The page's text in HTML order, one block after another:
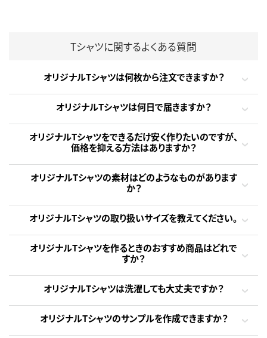
Tシャツに関するよくある質問
オリジナルTシャツは何枚から注文できますか？
オリジナルTシャツは何日で届きますか？
オリジナルTシャツをできるだけ安く作りたいのですが、
価格を抑える方法はありますか？
オリジナルTシャツの素材はどのようなものがあります
か？
オリジナルTシャツの取り扱いサイズを教えてください。
オリジナルTシャツを作るときのおすすめ商品はどれで
すか？
オリジナルTシャツは洗濯しても大丈夫ですか？
オリジナルTシャツのサンプルを作成できますか？